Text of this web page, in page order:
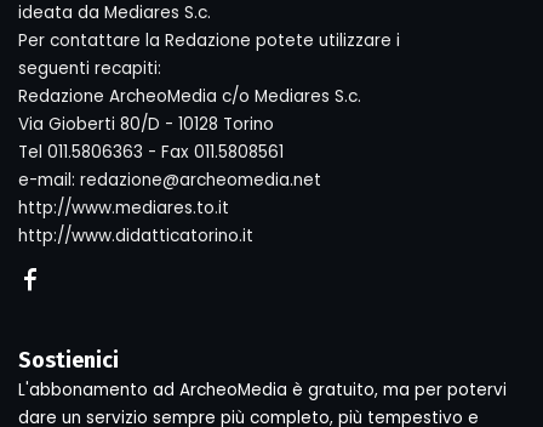
ideata da Mediares S.c.
Per contattare la Redazione potete utilizzare i
seguenti recapiti:
Redazione ArcheoMedia c/o Mediares S.c.
Via Gioberti 80/D - 10128 Torino
Tel 011.5806363 - Fax 011.5808561
e-mail: redazione@archeomedia.net
http://www.mediares.to.it
http://www.didatticatorino.it
Sostienici
L'abbonamento ad ArcheoMedia è gratuito, ma per potervi
dare un servizio sempre più completo, più tempestivo e